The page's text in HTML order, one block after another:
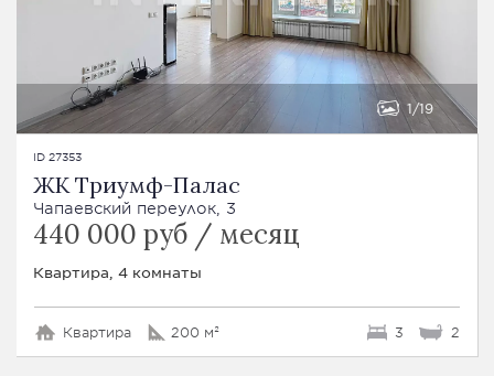
1 19
ID 27353
ЖК Триумф-Палас
Чапаевский переулок, 3
440 000 руб / месяц
Квартира, 4 комнаты
Квартира 200 м² 3 2